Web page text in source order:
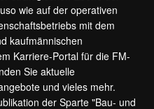
wie auf der operativen
mit dem
kaufmännischen
Karriere-Portal für die FM-
Sie aktuelle
und vieles mehr.
der Sparte "Bau- und